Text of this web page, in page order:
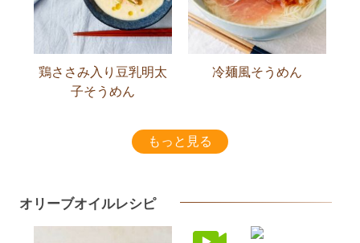
鶏ささみ入り豆乳明太
子そうめん
冷麺風そうめん
もっと見る
オリーブオイルレシピ